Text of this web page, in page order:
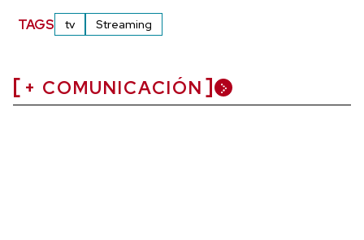
TAGS tv Streaming
+ COMUNICACIÓN